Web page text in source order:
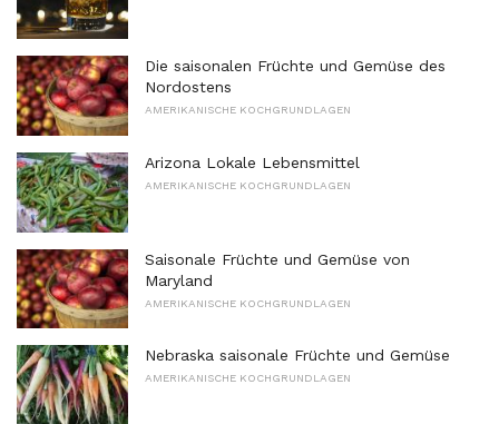
Die saisonalen Früchte und Gemüse des
Nordostens
AMERIKANISCHE KOCHGRUNDLAGEN
Arizona Lokale Lebensmittel
AMERIKANISCHE KOCHGRUNDLAGEN
Saisonale Früchte und Gemüse von
Maryland
AMERIKANISCHE KOCHGRUNDLAGEN
Nebraska saisonale Früchte und Gemüse
AMERIKANISCHE KOCHGRUNDLAGEN